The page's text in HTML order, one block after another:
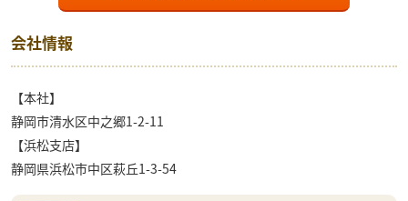
会社情報
【本社】
静岡市清水区中之郷1-2-11
【浜松支店】
静岡県浜松市中区萩丘1-3-54